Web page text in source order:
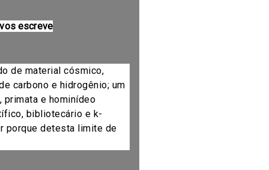
escreve
de material cósmico,
carbono e hidrogênio; um
primata e hominídeo
bibliotecário e k-
porque detesta limite de